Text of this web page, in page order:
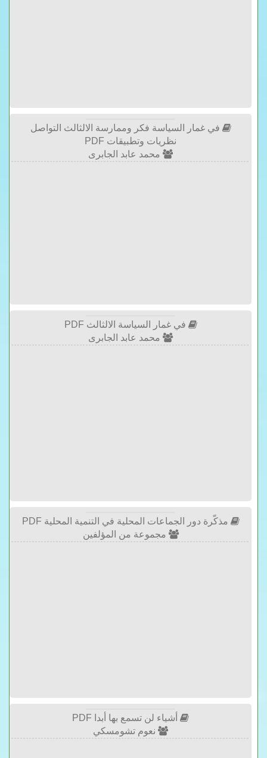
في غمار السياسة فكر وممارسة الالثالث التواصل
نظريات وتطبيقات PDF
محمد عابد الجابرى
في غمار السياسة الالثالث PDF
محمد عابد الجابرى
مذكّرة دور الجماعات المحلية في التنمية المحلية PDF
مجموعة من المؤلفين
أشياء لن تسمع بها أبدا PDF
نعوم تشومسكي